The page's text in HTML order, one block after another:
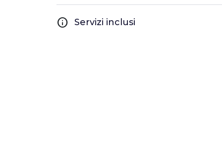
info Servizi inclusi